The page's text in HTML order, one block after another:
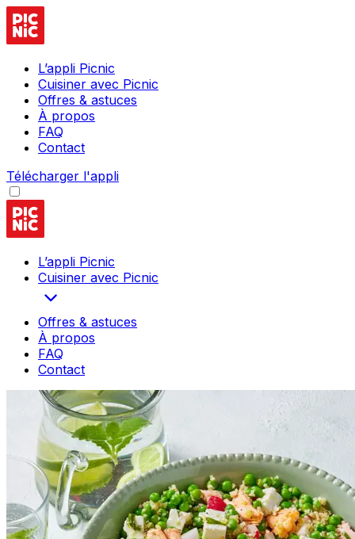
L’appli Picnic
Cuisiner avec Picnic
Offres & astuces
À propos
FAQ
Contact
Télécharger l'appli
L’appli Picnic
Cuisiner avec Picnic
Offres & astuces
À propos
FAQ
Contact